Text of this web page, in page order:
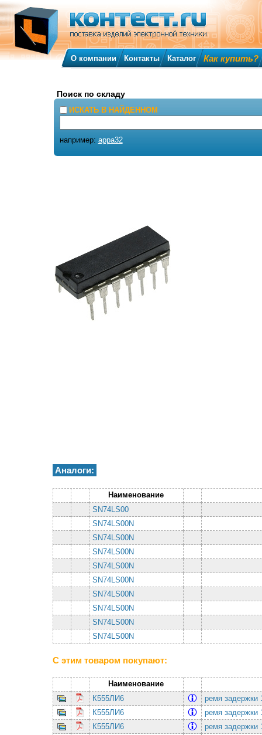
Аналоги:
Наименование
SN74LS00
SN74LS00N
SN74LS00N
SN74LS00N
SN74LS00N
SN74LS00N
SN74LS00N
SN74LS00N
SN74LS00N
SN74LS00N
С этим товаром покупают:
Наименование
К555ЛИ6
ремя задержки
К555ЛИ6
ремя задержки
К555ЛИ6
ремя задержки
О компании Контакты Каталог Как купить?
Поиск по складу
ИСКАТЬ В НАЙДЕННОМ
например: appa32